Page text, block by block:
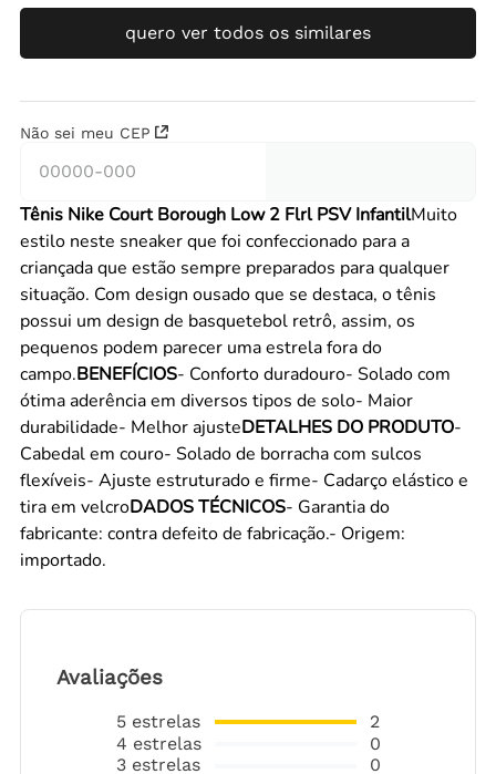
quero ver todos os similares
Não sei meu CEP
Tênis Nike Court Borough Low 2 Flrl PSV InfantilMuito
estilo neste sneaker que foi confeccionado para a
criançada que estão sempre preparados para qualquer
situação. Com design ousado que se destaca, o tênis
possui um design de basquetebol retrô, assim, os
pequenos podem parecer uma estrela fora do
campo.BENEFÍCIOS- Conforto duradouro- Solado com
ótima aderência em diversos tipos de solo- Maior
durabilidade- Melhor ajusteDETALHES DO PRODUTO-
Cabedal em couro- Solado de borracha com sulcos
flexíveis- Ajuste estruturado e firme- Cadarço elástico e
tira em velcroDADOS TÉCNICOS- Garantia do
fabricante: contra defeito de fabricação.- Origem:
importado.
Avaliações
5 estrelas
4 estrelas
3 estrelas
2
0
0